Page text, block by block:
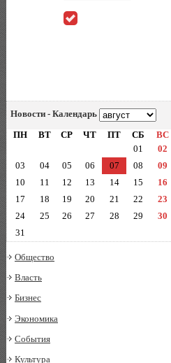
Новости - Календарь
ПН
ВТ СР ЧТ ПТ СБ
ВС
01
02
03
04 05 06 07 08
09
10
11 12 13 14 15
16
17
18 19 20 21 22
23
24
25 26 27 28 29
30
31
Общество
Власть
Бизнес
Экономика
События
Культура